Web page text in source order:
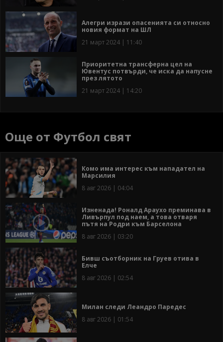
Алегри изрази опасенията си относно
новия формат на ШЛ
21 март 2024 | 11:40
Приоритетна трансферна цел на
Ювентус потвърди, че иска да напусне
през лятото
21 март 2024 | 14:20
Още от Футбол свят
Комо има интерес към нападател на
Марсилия
8 авг 2026 | 04:04
Изненада! Роналд Араухо преминава в
Ливърпул под наем, а това отваря
пътя на Родри към Барселона
8 авг 2026 | 03:20
Бивш съотборник на Груев отива в
Елче
8 авг 2026 | 02:54
Милан следи Леандро Паредес
8 авг 2026 | 01:54